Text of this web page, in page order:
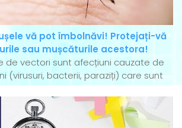
vă pot îmbolnăvi! Protejați-vă
sau mușcăturile acestora!
de vectori sunt afecțiuni cauzate de
(virusuri, bacterii, paraziți) care sunt